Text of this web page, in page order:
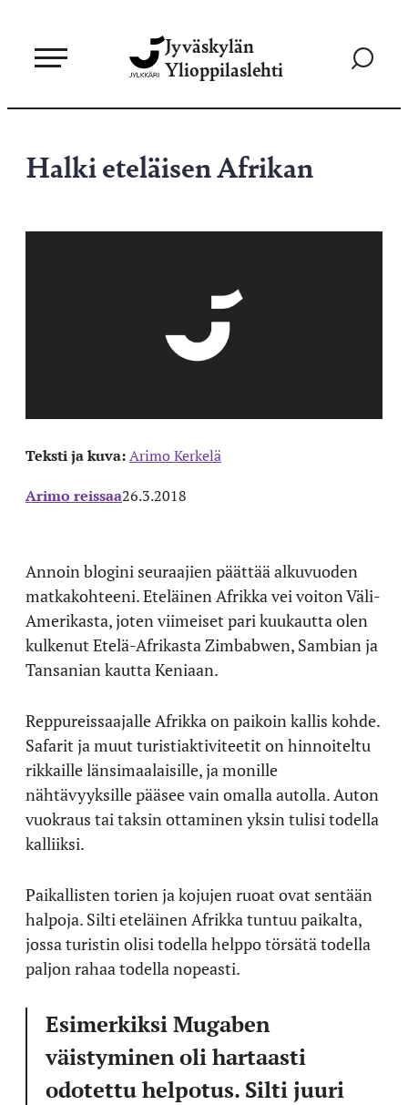
sisältöön
Jyväskylän
Ylioppilaslehti
Siirry
Halki eteläisen Afrikan
Teksti ja kuva:Arimo Kerkelä
Arimo reissaa26.3.2018
Annoin blogini seuraajien päättää alkuvuoden
matkakohteeni. Eteläinen Afrikka vei voiton Väli-
Amerikasta, joten viimeiset pari kuukautta olen
kulkenut Etelä-Afrikasta Zimbabwen, Sambian ja
Tansanian kautta Keniaan.
Reppureissaajalle Afrikka on paikoin kallis kohde.
Safarit ja muut turistiaktiviteetit on hinnoiteltu
rikkaille länsimaalaisille, ja monille
nähtävyyksille pääsee vain omalla autolla. Auton
vuokraus tai taksin ottaminen yksin tulisi todella
kalliiksi.
Paikallisten torien ja kojujen ruoat ovat sentään
halpoja. Silti eteläinen Afrikka tuntuu paikalta,
jossa turistin olisi todella helppo törsätä todella
paljon rahaa todella nopeasti.
Esimerkiksi Mugaben
väistyminen oli hartaasti
odotettu helpotus. Silti juuri